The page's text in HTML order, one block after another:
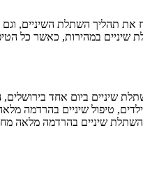
את תהליך השתלת השיניים, וגם
שיניים במהירות, כאשר כל
שיניים ביום אחד
טיפול שיניים בהרדמה
השתלת שיניים בהרדמה מלאה